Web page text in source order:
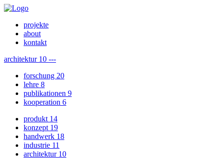
projekte
about
kontakt
architektur 10 ---
forschung 20
lehre 8
publikationen 9
kooperation 6
produkt 14
konzept 19
handwerk 18
industrie 11
architektur 10